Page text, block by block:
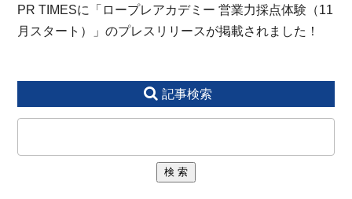
PR TIMESに「ロープレアカデミー 営業力採点体験（11
月スタート）」のプレスリリースが掲載されました！
記事検索